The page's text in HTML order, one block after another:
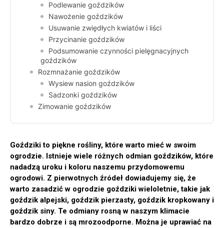
Podlewanie goździków
Nawożenie goździków
Usuwanie zwiędłych kwiatów i liści
Przycinanie goździków
Podsumowanie czynności pielęgnacyjnych
goździków
Rozmnażanie goździków
Wysiew nasion goździków
Sadzonki goździków
Zimowanie goździków
Goździki to piękne rośliny, które warto mieć w swoim
ogrodzie. Istnieje wiele różnych odmian goździków, które
nadadzą uroku i koloru naszemu przydomowemu
ogrodowi. Z pierwotnych źródeł dowiadujemy się, że
warto zasadzić w ogrodzie goździki wieloletnie, takie jak
goździk alpejski, goździk pierzasty, goździk kropkowany i
goździk siny. Te odmiany rosną w naszym klimacie
bardzo dobrze i są mrozoodporne. Można je uprawiać na